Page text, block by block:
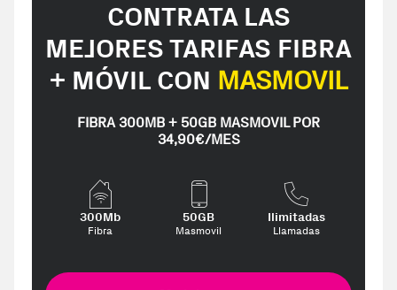
CONTRATA LAS
MEJORES TARIFAS FIBRA
+ MÓVIL CON MASMOVIL
FIBRA 300MB + 50GB MASMOVIL POR
34,90€/MES
300Mb
Fibra
50GB
Masmovil
Ilimitadas
Llamadas